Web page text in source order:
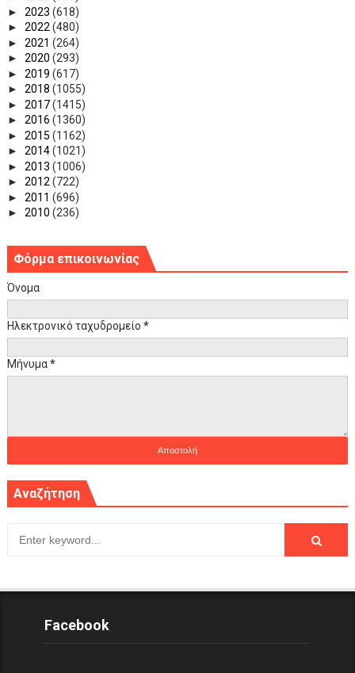
► 2023 (618)
► 2022(480)
► 2021 (264)
► 2020 (293)
► 2019 (617)
► 2018 (1055)
► 2017(1415)
► 2016 (1360)
► 2015 (1162)
► 2014(1021)
► 2013 (1006)
► 2012(722)
► 2011 (696)
► 2010 (236)
Φόρμα επικοινωνίας
Όνομα
Ηλεκτρονικό ταχυδρομείο *
Μήνυμα*
Αναζήτηση
Facebook